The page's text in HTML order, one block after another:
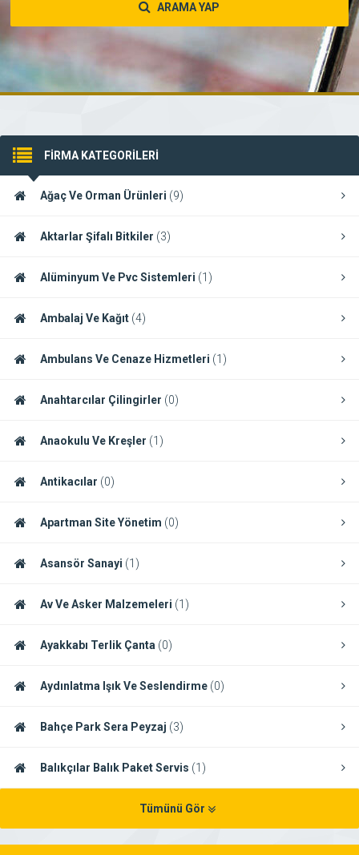
ARAMA YAP
FİRMA KATEGORİLERİ
Ağaç Ve Orman Ürünleri (9)
Aktarlar Şifalı Bitkiler (3)
Alüminyum Ve Pvc Sistemleri (1)
Ambalaj Ve Kağıt (4)
Ambulans Ve Cenaze Hizmetleri (1)
Anahtarcılar Çilingirler (0)
Anaokulu Ve Kreşler (1)
Antikacılar (0)
Apartman Site Yönetim (0)
Asansör Sanayi (1)
Av Ve Asker Malzemeleri (1)
Ayakkabı Terlik Çanta (0)
Aydınlatma Işık Ve Seslendirme (0)
Bahçe Park Sera Peyzaj (3)
Balıkçılar Balık Paket Servis (1)
Tümünü Gör